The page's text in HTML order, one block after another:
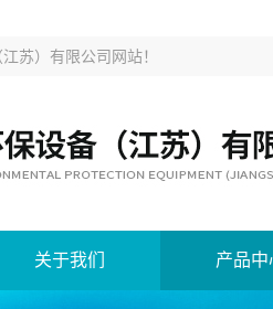
苏）有限公司网站！
关于我们 产品中